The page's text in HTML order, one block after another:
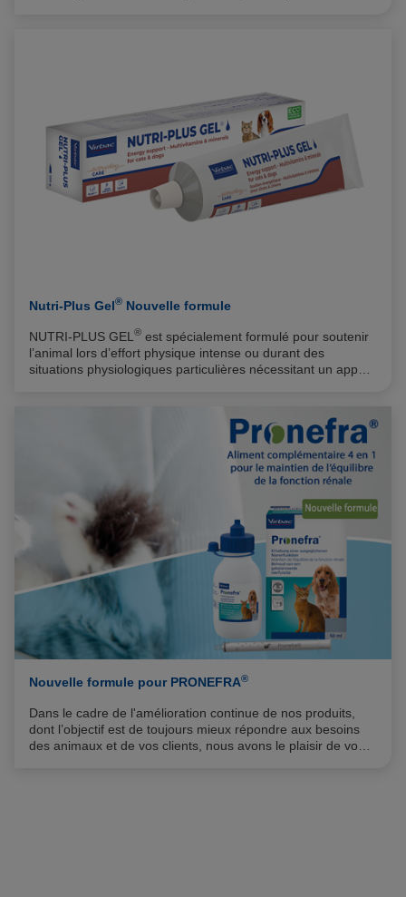
Nutri-Plus Gel® Nouvelle formule
NUTRI-PLUS GEL ® est spécialement formulé pour soutenir
l’animal lors d’effort physique intense ou durant des
situations physiologiques particulières nécessitant un apport
apprécié des chiens et des chats, même lors de perte
d’appétit. Depuis plus de 30 ans, près de 4 000 vétérinaires
nous font confiance et utilisent NUTRI-PLUS GEL®
Nouvelle formule pour PRONEFRA®
Dans le cadre de l'amélioration continue de nos produits,
dont l’objectif est de toujours mieux répondre aux besoins
des animaux et de vos clients, nous avons le plaisir de vous